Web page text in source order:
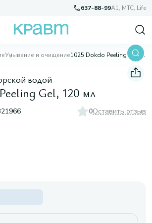
637-88-99A1, МТС, Life
Умывание и очищение 1025 Dokdo Peeling Gel, 120 мл
водой
Gel, 120 мл
0Оставить отзыв